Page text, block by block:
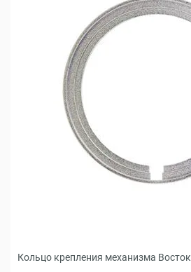
Кольцо крепления механизма Восток